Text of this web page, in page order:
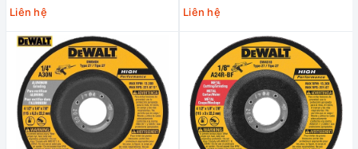
Liên hệ Liên hệ